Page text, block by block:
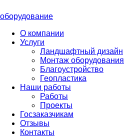
оборудование
О компании
Услуги
Ландшафтный дизайн
Монтаж оборудования
Благоустройство
Геопластика
Наши работы
Работы
Проекты
Госзаказчикам
Отзывы
Контакты